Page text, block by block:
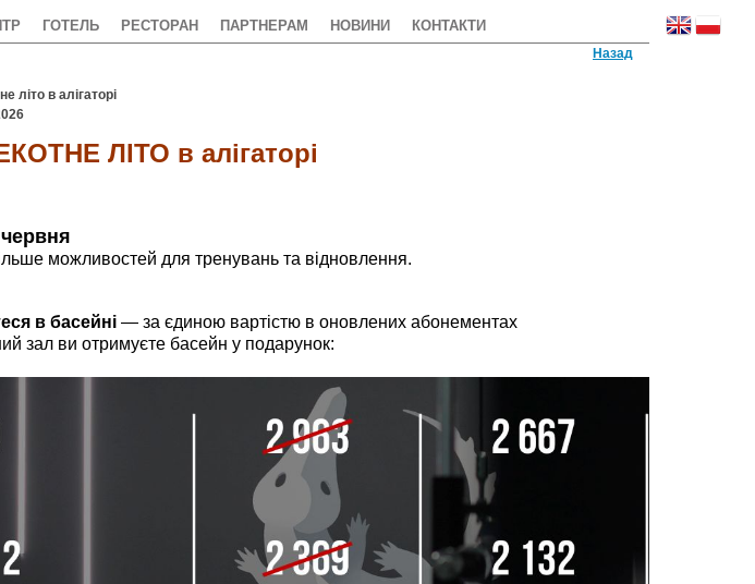
ГОТЕЛЬ РЕСТОРАН ПАРТНЕРАМ НОВИНИ КОНТАКТИ
Назад
літо в алігаторі
ЛІТО в алігаторі
можливостей для тренувань та відновлення.
в басейні — за єдиною вартістю в оновлених абонементах
зал ви отримуєте басейн у подарунок: